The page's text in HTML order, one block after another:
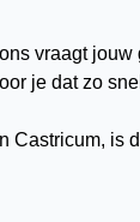
vraagt
je dat zo
Castricum,